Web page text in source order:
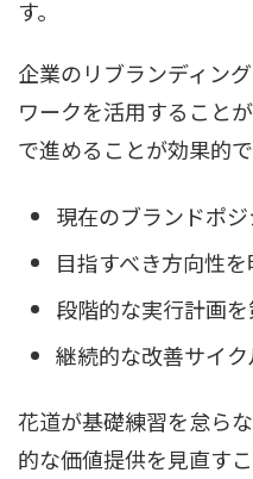
す。
企業のリブランディン
ワークを活用すること
で進めることが効果的で
現在のブランドポ
目指すべき方向性
段階的な実行計画
継続的な改善サイ
花道が基礎練習を怠ら
的な価値提供を見直す